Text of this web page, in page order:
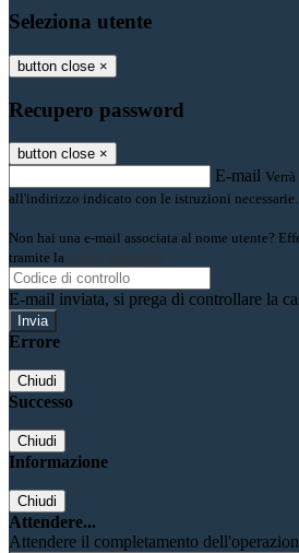
Seleziona utente
button close ×
Recupero password
button close ×
E-mail
all'indirizzo indicato con le istruzioni necessarie.
Non hai una e-mail associata al nome utente?
tramite la
Login Spaggiari
E-mail inviata, si prega di controllare la
Errore
Chiudi
Successo
Chiudi
Informazione
Chiudi
Attendere...
Attendere il completamento